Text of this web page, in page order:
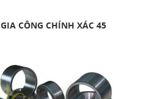
GIA CÔNG CHÍNH XÁC 45